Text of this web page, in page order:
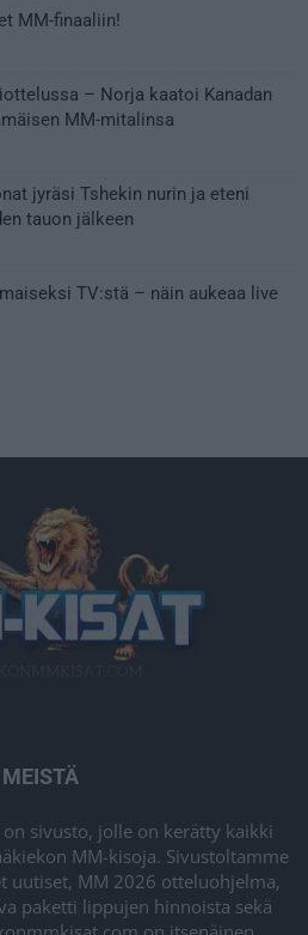
MM-finaaliin!
– Norja kaatoi Kanadan
MM-mitalinsa
jyräsi Tshekin nurin ja eteni
tauon jälkeen
TV:stä – näin aukeaa live
MEISTÄ
sivusto, jolle on kerätty kaikki
MM-kisoja. Sivustoltamme
uutiset, MM 2026 otteluohjelma,
paketti lippujen hinnoista sekä